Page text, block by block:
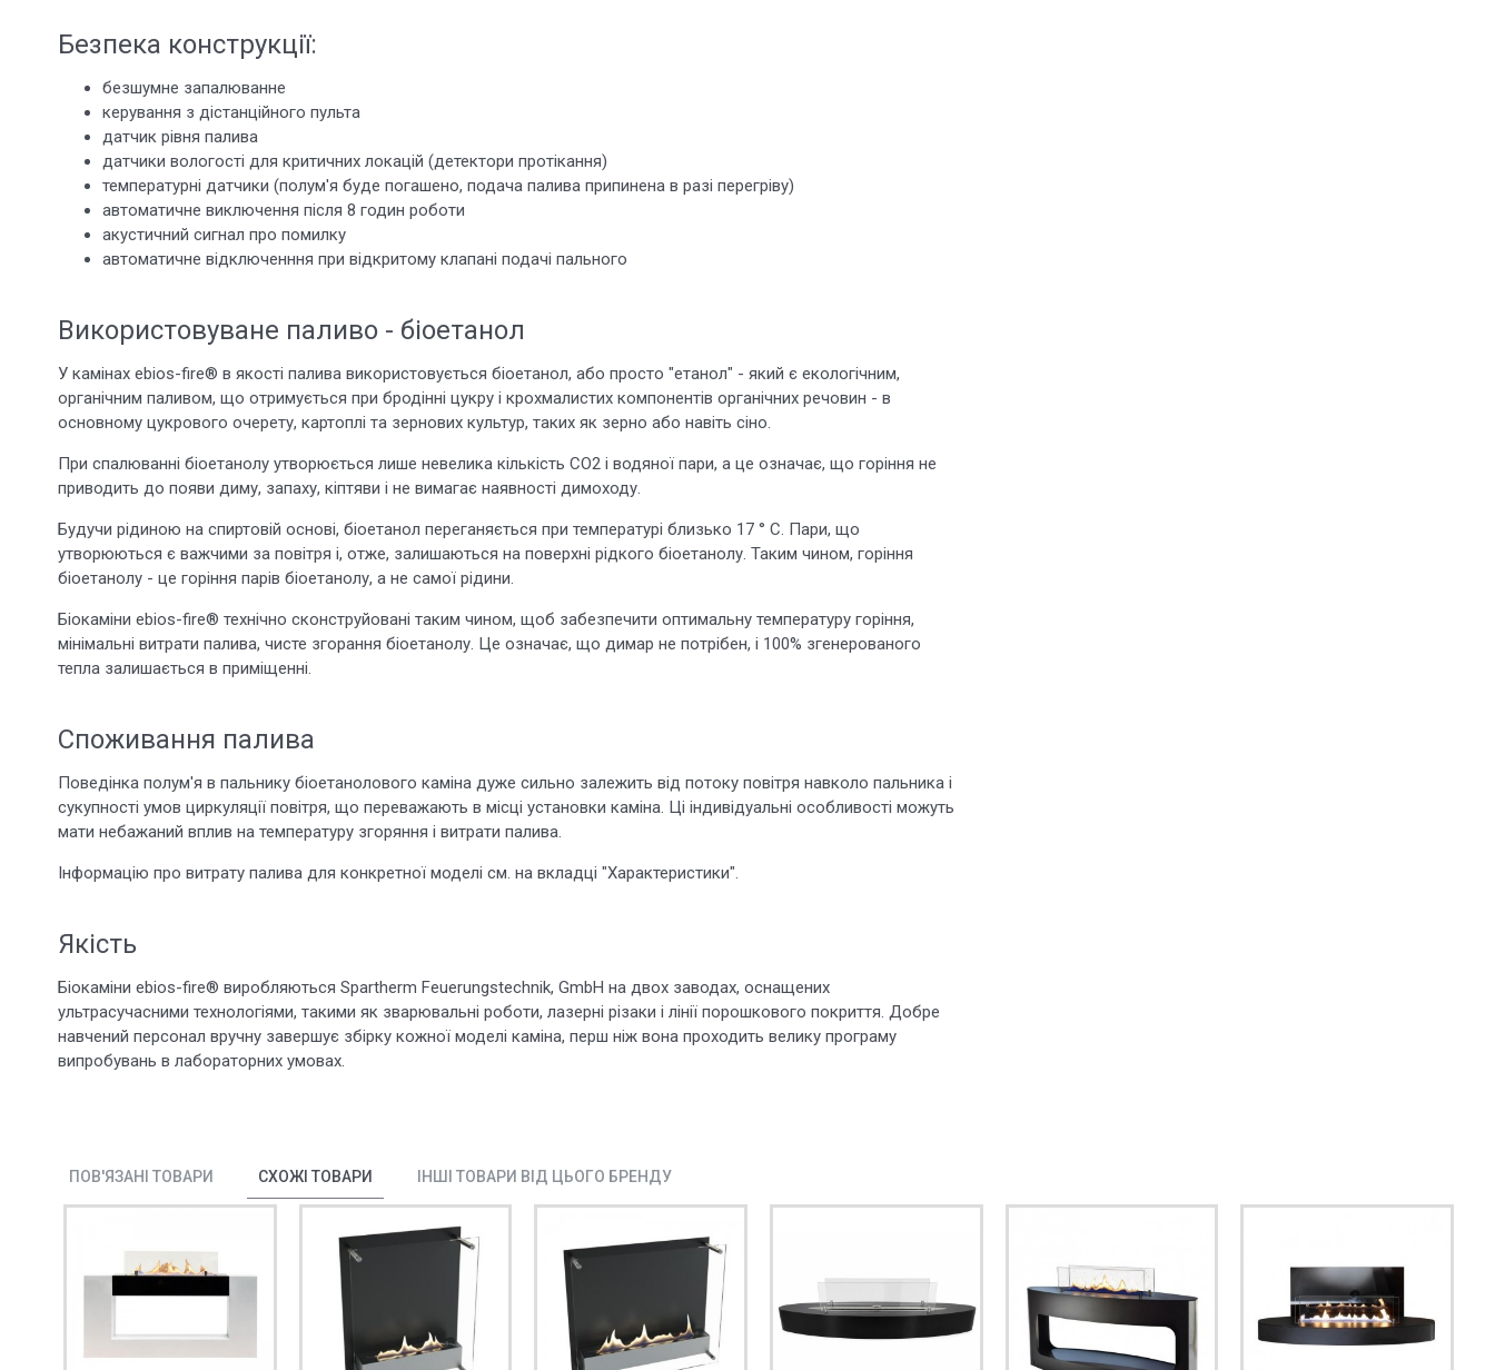
Безпека конструкції:
безшумне запалюванне
керування з дістанційного пульта
датчик рівня палива
датчики вологості для критичних локацій (детектори протікання)
температурні датчики (полум'я буде погашено, подача палива припинена в разі перегріву)
автоматичне виключення після 8 годин роботи
акустичний сигнал про помилку
автоматичне відключенння при відкритому клапані подачі пального
Використовуване паливо - біоетанол
У камінах ebios-fire® в якості палива використовується біоетанол, або просто "етанол" - який є екологічним,
органічним паливом, що отримується при бродінні цукру і крохмалистих компонентів органічних речовин - в
основному цукрового очерету, картоплі та зернових культур, таких як зерно або навіть сіно.
При спалюванні біоетанолу утворюється лише невелика кількість СО2 і водяної пари, а це означає, що горіння не
приводить до появи диму, запаху, кіптяви і не вимагає наявності димоходу.
Будучи рідиною на спиртовій основі, біоетанол переганяється при температурі близько 17 ° C. Пари, що
утворюються є важчими за повітря і, отже, залишаються на поверхні рідкого біоетанолу. Таким чином, горіння
біоетанолу - це горіння парів біоетанолу, а не самої рідини.
Біокаміни ebios-fire® технічно сконструйовані таким чином, щоб забезпечити оптимальну температуру горіння,
мінімальні витрати палива, чисте згорання біоетанолу. Це означає, що димар не потрібен, і 100% згенерованого
тепла залишається в приміщенні.
Споживання палива
Поведінка полум'я в пальнику біоетанолового каміна дуже сильно залежить від потоку повітря навколо пальника і
сукупності умов циркуляції повітря, що переважають в місці установки каміна. Ці індивідуальні особливості можуть
мати небажаний вплив на температуру згоряння і витрати палива.
Інформацію про витрату палива для конкретної моделі см. на вкладці "Характеристики".
Якість
Біокаміни ebios-fire® виробляються Spartherm Feuerungstechnik, GmbH на двох заводах, оснащених
ультрасучасними технологіями, такими як зварювальні роботи, лазерні різаки і лінії порошкового покриття. Добре
навчений персонал вручну завершує збірку кожної моделі каміна, перш ніж вона проходить велику програму
випробувань в лабораторних умовах.
ПОВ'ЯЗАНІ ТОВАРИ СХОЖІ ТОВАРИ ІНШІ ТОВАРИ ВІД ЦЬОГО БРЕНДУ